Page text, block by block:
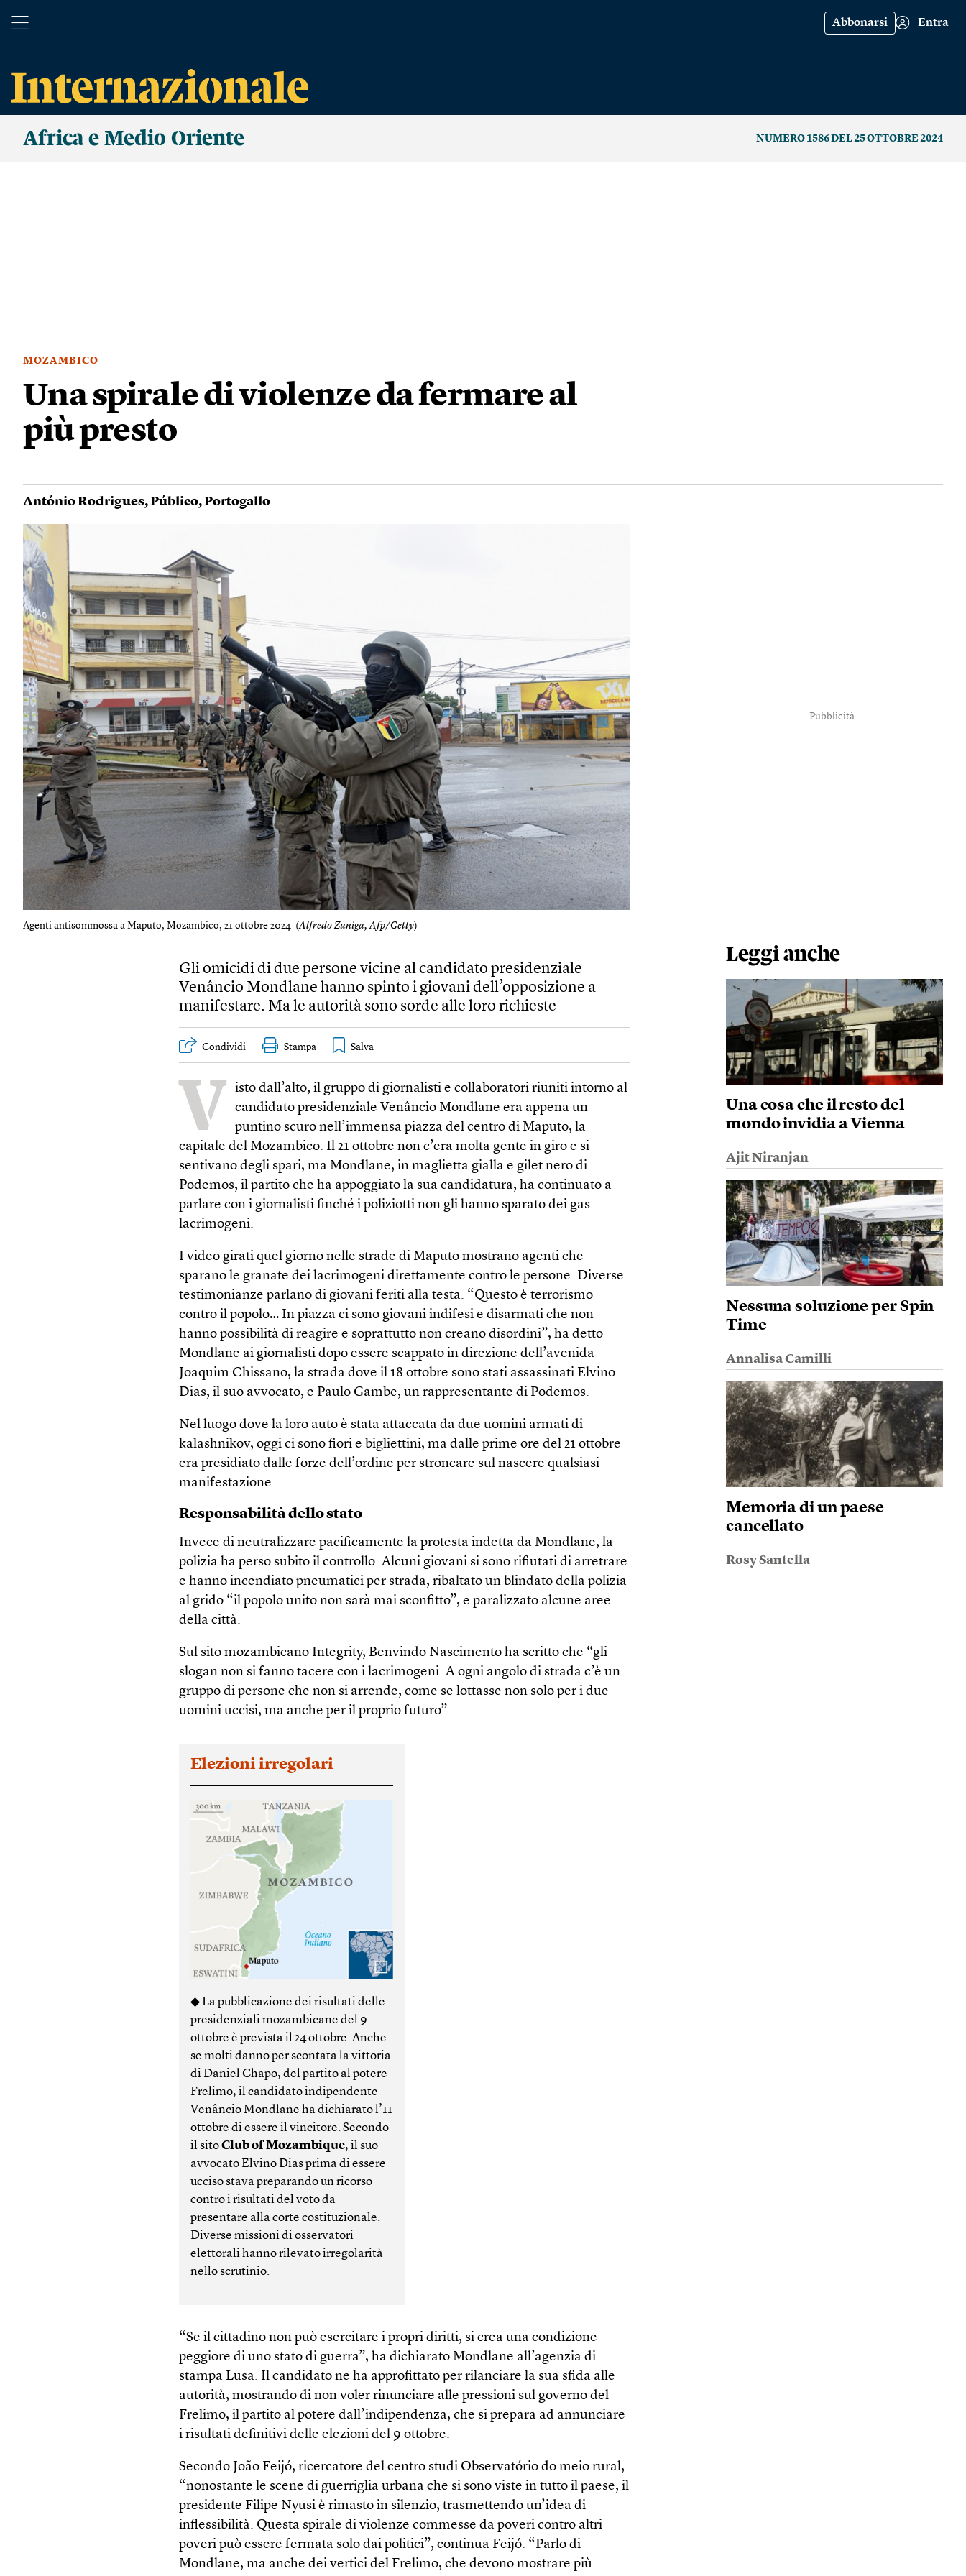
Abbonarsi Entra
Africa e Medio Oriente NUMERO 1586 DEL 25 OTTOBRE 2024
MOZAMBICO
Una spirale di violenze da fermare al
più presto
António Rodrigues,Público,Portogallo
Agenti antisommossa a Maputo, Mozambico, 21 ottobre 2024 (Alfredo Zuniga, Afp/Getty)
Pubblicità
Gli omicidi di due persone vicine al candidato presidenziale
Venâncio Mondlane hanno spinto i giovani dell’opposizione a
manifestare. Ma le autorità sono sorde alle loro richieste
Condividi Stampa
V
isto dall’alto, il gruppo di giornalisti e collaboratori riuniti intorno al
candidato presidenziale Venâncio Mondlane era appena un
puntino scuro nell’immensa piazza del centro di Maputo, la
capitale del Mozambico. Il 21 ottobre non c’era molta gente in giro e si
sentivano degli spari, ma Mondlane, in maglietta gialla e gilet nero di
Podemos, il partito che ha appoggiato la sua candidatura, ha continuato a
parlare con i giornalisti finché i poliziotti non gli hanno sparato dei gas
lacrimogeni.
I video girati quel giorno nelle strade di Maputo mostrano agenti che
sparano le granate dei lacrimogeni direttamente contro le persone. Diverse
testimonianze parlano di giovani feriti alla testa. “Questo è terrorismo
contro il popolo… In piazza ci sono giovani indifesi e disarmati che non
hanno possibilità di reagire e soprattutto non creano disordini”, ha detto
Mondlane ai giornalisti dopo essere scappato in direzione dell’avenida
Joaquim Chissano, la strada dove il 18 ottobre sono stati assassinati Elvino
Dias, il suo avvocato, e Paulo Gambe, un rappresentante di Podemos.
Nel luogo dove la loro auto è stata attaccata da due uomini armati di
kalashnikov, oggi ci sono fiori e bigliettini, ma dalle prime ore del 21 ottobre
era presidiato dalle forze dell’ordine per stroncare sul nascere qualsiasi
manifestazione.
Responsabilità dello stato
Invece di neutralizzare pacificamente la protesta indetta da Mondlane, la
polizia ha perso subito il controllo. Alcuni giovani si sono rifiutati di arretrare
e hanno incendiato pneumatici per strada, ribaltato un blindato della polizia
al grido “il popolo unito non sarà mai sconfitto”, e paralizzato alcune aree
della città.
Sul sito mozambicano Integrity, Benvindo Nascimento ha scritto che “gli
slogan non si fanno tacere con i lacrimogeni. A ogni angolo di strada c’è un
gruppo di persone che non si arrende, come se lottasse non solo per i due
uomini uccisi, ma anche per il proprio futuro”.
Elezioni irregolari
◆ La pubblicazione dei risultati delle
presidenziali mozambicane del 9
ottobre è prevista il 24 ottobre. Anche
se molti danno per scontata la vittoria
di Daniel Chapo, del partito al potere
Frelimo, il candidato indipendente
Venâncio Mondlane ha dichiarato l’11
ottobre di essere il vincitore. Secondo
il sitoClub of Mozambique, il suo
avvocato Elvino Dias prima di essere
ucciso stava preparando un ricorso
contro i risultati del voto da
presentare alla corte costituzionale.
Diverse missioni di osservatori
elettorali hanno rilevato irregolarità
nello scrutinio.
“Se il cittadino non può esercitare i propri diritti, si crea una condizione
peggiore di uno stato di guerra”, ha dichiarato Mondlane all’agenzia di
stampa Lusa. Il candidato ne ha approfittato per rilanciare la sua sfida alle
autorità, mostrando di non voler rinunciare alle pressioni sul governo del
Frelimo, il partito al potere dall’indipendenza, che si prepara ad annunciare
i risultati definitivi delle elezioni del 9 ottobre.
Secondo João Feijó, ricercatore del centro studi Observatório do meio rural,
“nonostante le scene di guerriglia urbana che si sono viste in tutto il paese, il
presidente Filipe Nyusi è rimasto in silenzio, trasmettendo un’idea di
inflessibilità. Questa spirale di violenze commesse da poveri contro altri
poveri può essere fermata solo dai politici”, continua Feijó. “Parlo di
Mondlane, ma anche dei vertici del Frelimo, che devono mostrare più
Leggi anche
Una cosa che il resto del
mondo invidia a Vienna
Ajit Niranjan
Nessuna soluzione per Spin
Time
Annalisa Camilli
Memoria di un paese
cancellato
Rosy Santella